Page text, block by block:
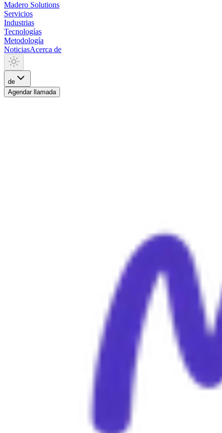
Madero Solutions
Servicios
Industrias
Tecnologías
Metodología
NoticiasAcerca de
de
Agendar llamada